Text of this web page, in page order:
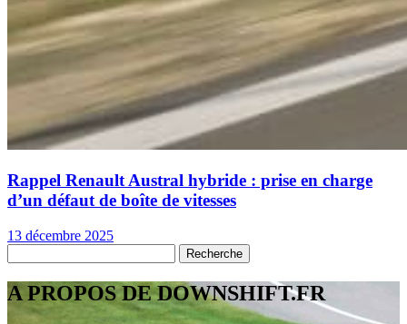
Rappel Renault Austral hybride : prise en charge
d’un défaut de boîte de vitesses
13 décembre 2025
A PROPOS DE DOWNSHIFT.FR